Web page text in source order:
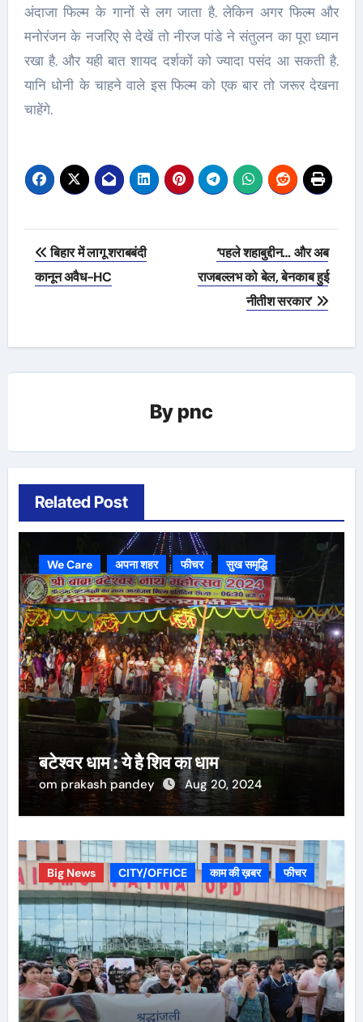
अंदाजा फिल्म के गानों से लग जाता है. लेकिन अगर फिल्म और
मनोरंजन के नजरिए से देखें तो नीरज पांडे ने संतुलन का पूरा ध्यान
रखा है. और यही बात शायद दर्शकों को ज्यादा पसंद आ सकती है.
यानि धोनी के चाहने वाले इस फिल्म को एक बार तो जरूर देखना
चाहेंगे.
Post
navigation
बिहार में लागू शराबबंदी
कानून अवैध-HC
‘पहले शहाबुद्दीन… और अब
राजबल्लभ को बेल, बेनकाब हुई
नीतीश सरकार’
By pnc
Related Post
We Care अपना शहर फीचर सुख समृद्धि
बटेश्वर धाम : ये है शिव का धाम
om prakash pandey Aug 20, 2024
Big News CITY/OFFICE काम की ख़बर फीचर